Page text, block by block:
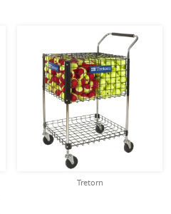
Tretorn